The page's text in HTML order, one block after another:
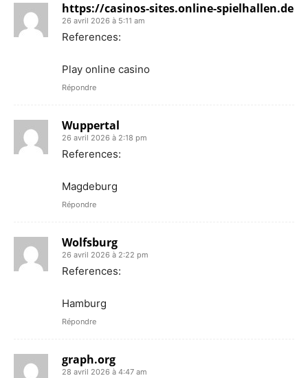
https://casinos-sites.online-spielhallen.de
26 avril 2026 à 5:11 am
References:
Play online casino
Répondre
Wuppertal
26 avril 2026 à 2:18 pm
References:
Magdeburg
Répondre
Wolfsburg
26 avril 2026 à 2:22 pm
References:
Hamburg
Répondre
graph.org
28 avril 2026 à 4:47 am